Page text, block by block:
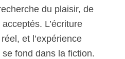
du plaisir, de
acceptés. L’écriture
et l’expérience
se fond dans la fiction.